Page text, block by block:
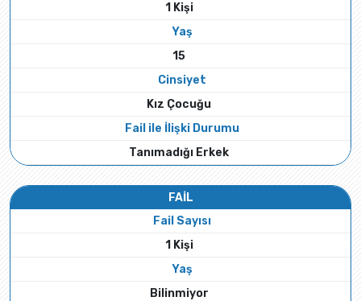
1 Kişi
Yaş
15
Cinsiyet
Kız Çocuğu
Fail ile İlişki Durumu
Tanımadığı Erkek
FAİL
Fail Sayısı
1 Kişi
Yaş
Bilinmiyor